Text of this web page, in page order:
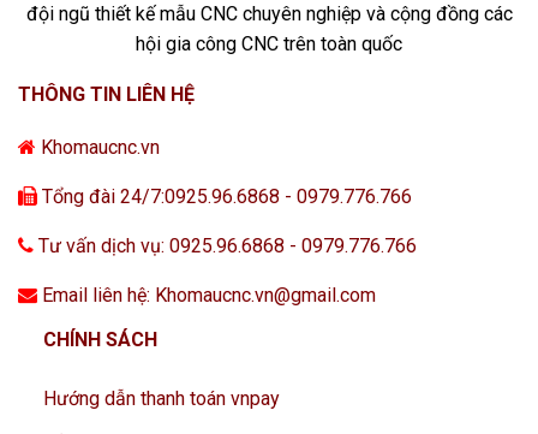
đội ngũ thiết kế mẫu CNC chuyên nghiệp và cộng đồng các
hội gia công CNC trên toàn quốc
THÔNG TIN LIÊN HỆ
Khomaucnc.vn
Tổng đài 24/7:0925.96.6868 - 0979.776.766
Tư vấn dịch vụ: 0925.96.6868 - 0979.776.766
Email liên hệ: Khomaucnc.vn@gmail.com
CHÍNH SÁCH
Hướng dẫn thanh toán vnpay